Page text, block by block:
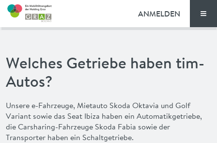
FAQ
VORTEILE
ANMELDEN
Welches Getriebe haben tim-
Autos?
Unsere e-Fahrzeuge, Mietauto Skoda Oktavia und Golf
Variant sowie das Seat Ibiza haben ein Automatikgetriebe,
die Carsharing-Fahrzeuge Skoda Fabia sowie der
Transporter haben ein Schaltgetriebe.